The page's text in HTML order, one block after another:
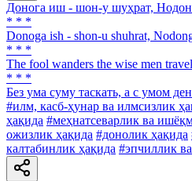
Донога иш - шон-у шуҳрат,
* * *
Donoga ish - shon-u shuhrat,
* * *
The fool wanders the wise men
* * *
Без ума суму таскать, а с умом
#илм, касб-ҳунар ва илмсизлик
ҳақида #меҳнатсеварлик ва
ожизлик ҳақида #донолик ҳақида
калтабинлик ҳақида #эпчиллик